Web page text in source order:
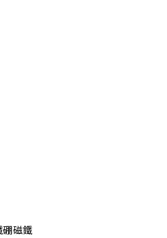
硼磁鐵